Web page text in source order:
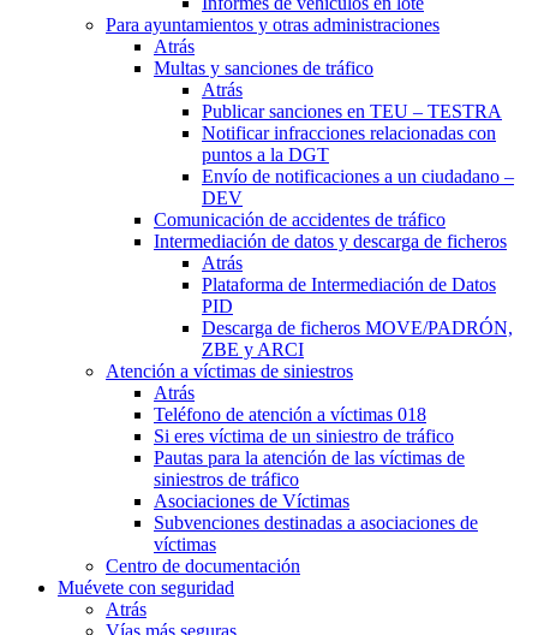
Para ayuntamientos y otras administraciones
Atrás
Multas y sanciones de tráfico
Atrás
Publicar sanciones en TEU – TESTRA
Notificar infracciones relacionadas con
puntos a la DGT
Envío de notificaciones a un ciudadano –
DEV
Comunicación de accidentes de tráfico
Intermediación de datos y descarga de ficheros
Atrás
Plataforma de Intermediación de Datos
PID
Descarga de ficheros MOVE/PADRÓN,
ZBE y ARCI
Atención a víctimas de siniestros
Atrás
Teléfono de atención a víctimas 018
Si eres víctima de un siniestro de tráfico
Pautas para la atención de las víctimas de
siniestros de tráfico
Asociaciones de Víctimas
Subvenciones destinadas a asociaciones de
víctimas
Centro de documentación
Muévete con seguridad
Atrás